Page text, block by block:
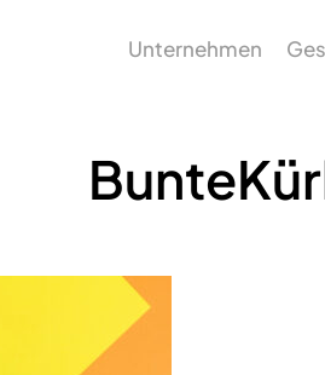
Unternehmen